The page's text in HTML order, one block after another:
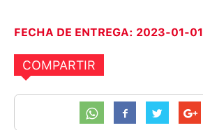
FECHA DE ENTREGA: 2023-01-01
COMPARTIR